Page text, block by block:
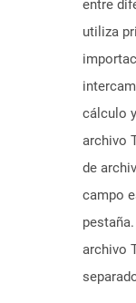
entre
utiliza
cálculo
archivo
de
campo
archivo